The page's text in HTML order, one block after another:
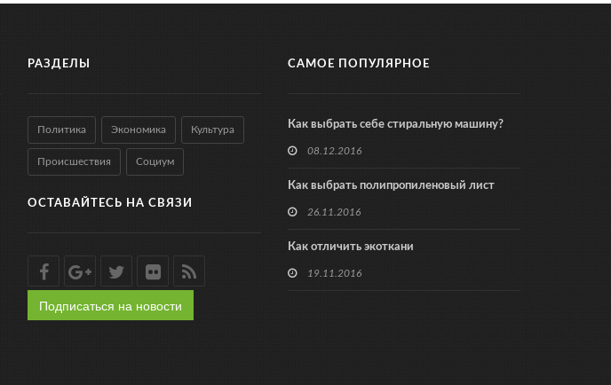
РАЗДЕЛЫ
Политика Экономика Культура
Происшествия Социум
ОСТАВАЙТЕСЬ НА СВЯЗИ
Подписаться на новости
САМОЕ ПОПУЛЯРНОЕ
Как выбрать себе стиральную машину?
08.12.2016
Как выбрать полипропиленовый лист
26.11.2016
Как отличить экоткани
19.11.2016